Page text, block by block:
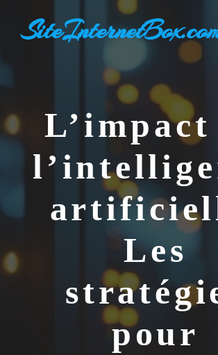
contenu
L’impact
Les
pour